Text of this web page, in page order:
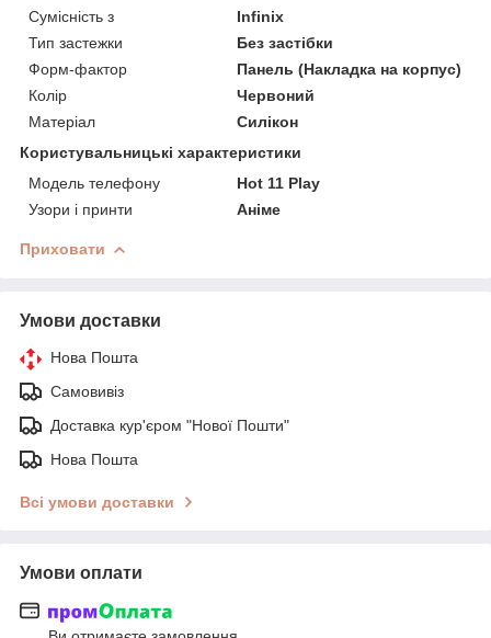
Сумісність з
Infinix
Тип застежки
Без застібки
Форм-фактор
Панель (Накладка на корпус)
Колір
Червоний
Матеріал
Силікон
Користувальницькі характеристики
Модель телефону
Hot 11 Play
Узори і принти
Аніме
Приховати
Умови доставки
Нова Пошта
Самовивіз
Доставка кур'єром "Нової Пошти"
Нова Пошта
Всі умови доставки
Умови оплати